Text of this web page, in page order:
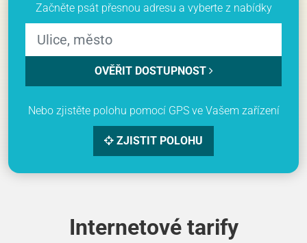
Začněte psát přesnou adresu a vyberte z nabídky
OVĚŘIT DOSTUPNOST
Nebo zjistěte polohu pomocí GPS ve Vašem zařízení
ZJISTIT POLOHU
Internetové tarify